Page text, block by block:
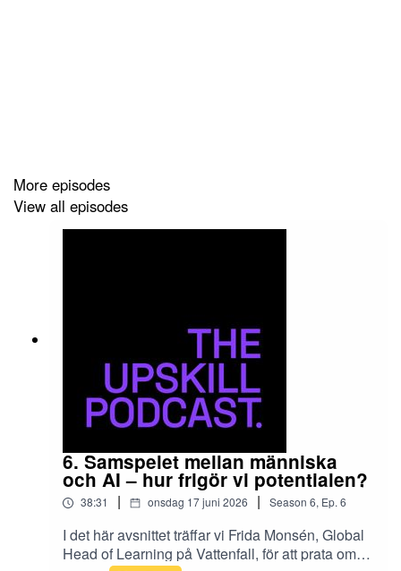
More episodes
View all episodes
6. Samspelet mellan människa
och AI – hur frigör vi potentialen?
38:31 | onsdag 17 juni 2026 | Season 6, Ep. 6
I det här avsnittet träffar vi Frida Monsén, Global
Head of Learning på Vattenfall, för att prata om